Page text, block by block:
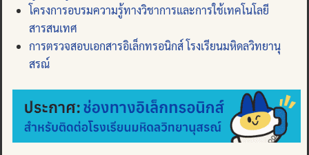
โครงการอบรมความรู้ทางวิชาการและการใช้เทคโนโลยี
สารสนเทศ
การตรวจสอบเอกสารอิเล็กทรอนิกส์ โรงเรียนมหิดลวิทยานุ
สรณ์